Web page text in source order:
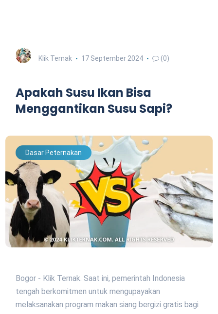
Klik Ternak 17 September 2024 (0)
Apakah Susu Ikan Bisa
Menggantikan Susu Sapi?
Dasar Peternakan
Bogor - Klik Ternak. Saat ini, pemerintah Indonesia
tengah berkomitmen untuk mengupayakan
melaksanakan program makan siang bergizi gratis bagi